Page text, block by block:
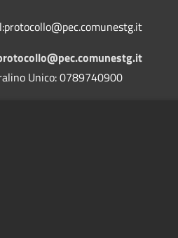
Unico: 0789740900